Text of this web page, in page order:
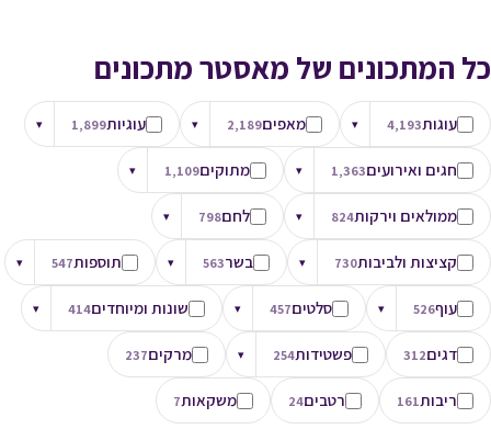
כל המתכונים של מאסטר מתכונים
עוגות4,193
▾ מאפים2,189
▾ עוגיות1,899
▾
חגים ואירועים1,363
▾ מתוקים1,109
▾
ממולאים וירקות824
▾ לחם798
▾
קציצות ולביבות730
▾ בשר563
▾ תוספות547
▾
עוף526
▾ סלטים457
▾ שונות ומיוחדים414
▾
דגים312 פשטידות254
▾ מרקים237
ריבות161 רטבים24 משקאות7